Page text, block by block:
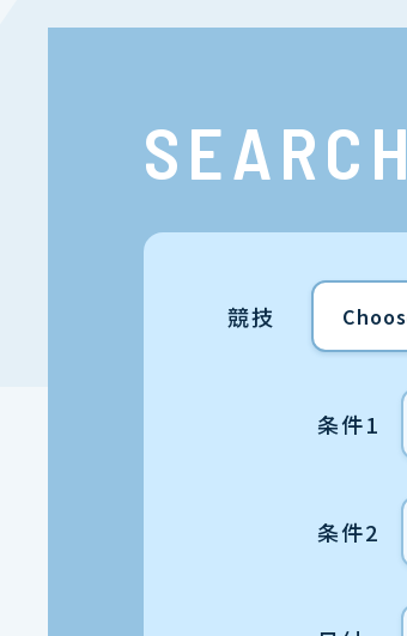
SEARCH
競技
条件1
条件2